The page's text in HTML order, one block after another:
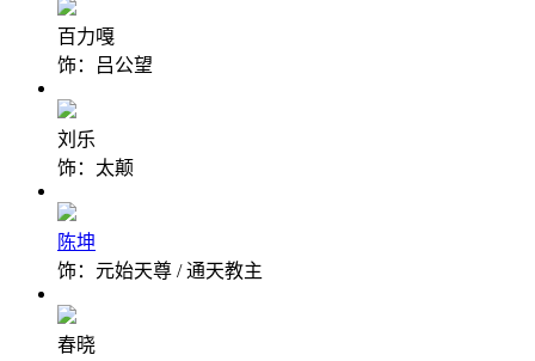
百力嘎
饰：吕公望
刘乐
饰：太颠
陈坤
饰：元始天尊 / 通天教主
春晓